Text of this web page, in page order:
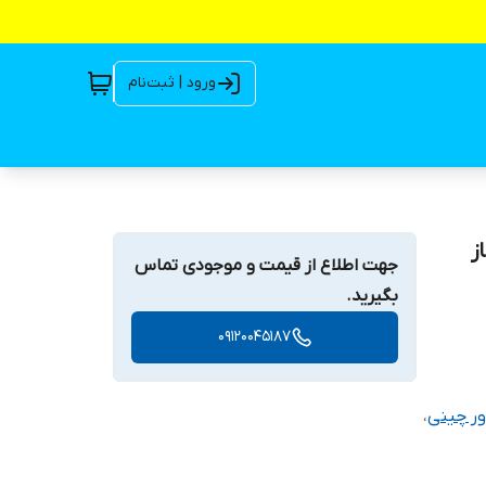
ورود | ثبت‌نام
چینی،
جهت اطلاع از قیمت و موجودی تماس
بگیرید.
09120045187